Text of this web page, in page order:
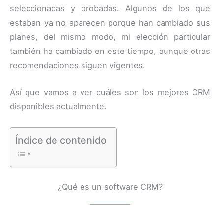
seleccionadas y probadas. Algunos de los que
estaban ya no aparecen porque han cambiado sus
planes, del mismo modo, mi elección particular
también ha cambiado en este tiempo, aunque otras
recomendaciones siguen vigentes.
Así que vamos a ver cuáles son los mejores CRM
disponibles actualmente.
Índice de contenido
¿Qué es un software CRM?